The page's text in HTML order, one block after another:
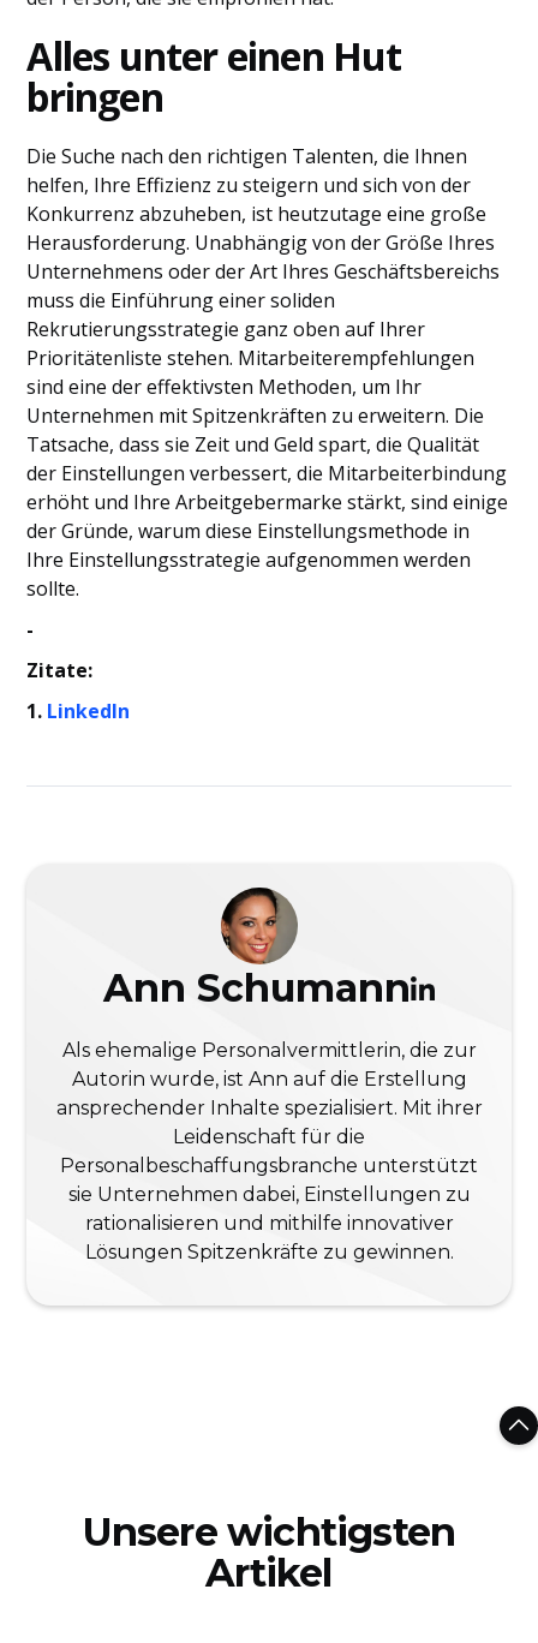
Alles unter einen Hut
bringen
Die Suche nach den richtigen Talenten, die Ihnen
helfen, Ihre Effizienz zu steigern und sich von der
Konkurrenz abzuheben, ist heutzutage eine große
Herausforderung. Unabhängig von der Größe Ihres
Unternehmens oder der Art Ihres Geschäftsbereichs
muss die Einführung einer soliden
Rekrutierungsstrategie ganz oben auf Ihrer
Prioritätenliste stehen. Mitarbeiterempfehlungen
sind eine der effektivsten Methoden, um Ihr
Unternehmen mit Spitzenkräften zu erweitern. Die
Tatsache, dass sie Zeit und Geld spart, die Qualität
der Einstellungen verbessert, die Mitarbeiterbindung
erhöht und Ihre Arbeitgebermarke stärkt, sind einige
der Gründe, warum diese Einstellungsmethode in
Ihre Einstellungsstrategie aufgenommen werden
sollte.
-
Zitate:
1. LinkedIn
Ann Schumann
Als ehemalige Personalvermittlerin, die zur
Autorin wurde, ist Ann auf die Erstellung
ansprechender Inhalte spezialisiert. Mit ihrer
Leidenschaft für die
Personalbeschaffungsbranche unterstützt
sie Unternehmen dabei, Einstellungen zu
rationalisieren und mithilfe innovativer
Lösungen Spitzenkräfte zu gewinnen.
Unsere wichtigsten
Artikel